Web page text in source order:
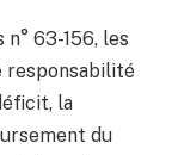
63-156, les
responsabilité
la
du